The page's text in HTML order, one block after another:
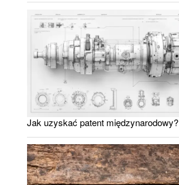
Jak uzyskać patent międzynarodowy?